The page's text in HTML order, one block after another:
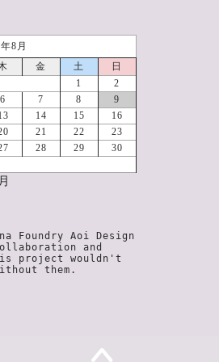
8月
金 土
日
1
2
6 7 8
9
14 15
16
21 22
23
28 29
30
Foundry Aoi Design
and
project wouldn't
them.